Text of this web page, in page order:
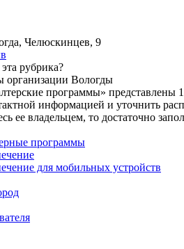
Челюскинцев, 9
рубрика?
организации Вологды
программы»
информацией и уточнить
ее владельцем, то достаточно
программы
для мобильных устройств